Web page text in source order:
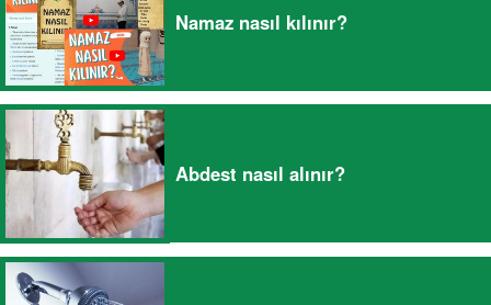
Namaz nasıl kılınır?
Abdest nasıl alınır?